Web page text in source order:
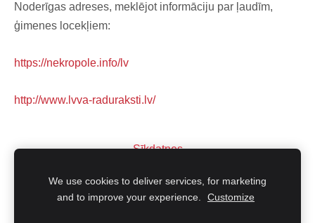
Noderīgas adreses, meklējot informāciju par ļaudīm,
ģimenes locekļiem:
https://nekropole.info/lv
http://www.lvva-raduraksti.lv/
Sīkdatnes
© 2022 | Viļķenes pagasta pakalpojumu sniegšanas centrs |
vilkene@limbazunovads.lv
We use cookies to deliver services, for marketing
and to improve your experience.
Customize